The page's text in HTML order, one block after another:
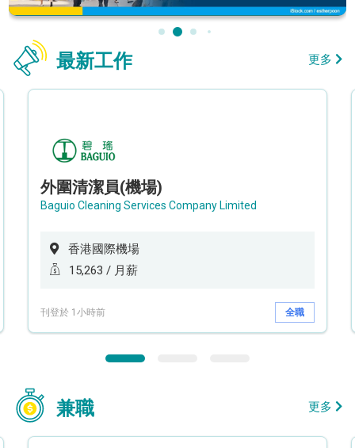
最新工作 更多
外圍清潔員(機場)
Baguio Cleaning Services Company Limited
香港國際機場
15,263 / 月薪
刊登於 1小時前 全職
兼職 更多